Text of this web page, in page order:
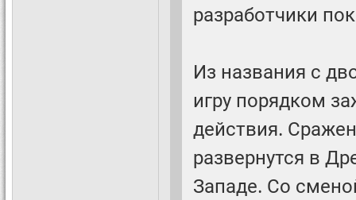
разработчики
Из названия с
игру порядком
действия.
развернутся в
Западе. Со